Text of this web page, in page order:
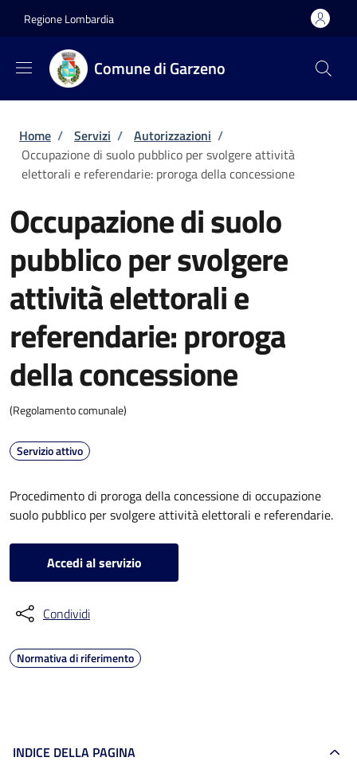
Regione Lombardia
Comune di Garzeno
Briciole di pane
Home / Servizi / Autorizzazioni /
Occupazione di suolo pubblico per svolgere attività
elettorali e referendarie: proroga della concessione
Occupazione di suolo
pubblico per svolgere
attività elettorali e
referendarie: proroga
della concessione
(Regolamento comunale)
Servizio attivo
Procedimento di proroga della concessione di occupazione
suolo pubblico per svolgere attività elettorali e referendarie.
Accedi al servizio
Condividi
Normativa di riferimento
INDICE DELLA PAGINA